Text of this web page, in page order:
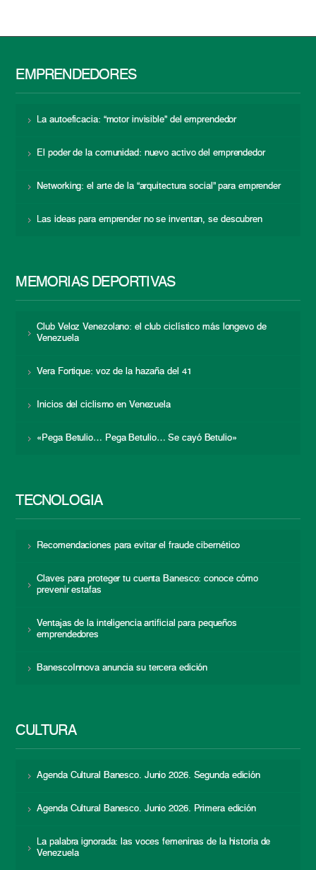
EMPRENDEDORES
La autoeficacia: “motor invisible” del emprendedor
El poder de la comunidad: nuevo activo del emprendedor
Networking: el arte de la “arquitectura social” para emprender
Las ideas para emprender no se inventan, se descubren
MEMORIAS DEPORTIVAS
Club Veloz Venezolano: el club ciclístico más longevo de
Venezuela
Vera Fortique: voz de la hazaña del 41
Inicios del ciclismo en Venezuela
«Pega Betulio… Pega Betulio… Se cayó Betulio»
TECNOLOGÍA
Recomendaciones para evitar el fraude cibernético
Claves para proteger tu cuenta Banesco: conoce cómo
prevenir estafas
Ventajas de la inteligencia artificial para pequeños
emprendedores
BanescoInnova anuncia su tercera edición
CULTURA
Agenda Cultural Banesco. Junio 2026. Segunda edición
Agenda Cultural Banesco. Junio 2026. Primera edición
La palabra ignorada: las voces femeninas de la historia de
Venezuela